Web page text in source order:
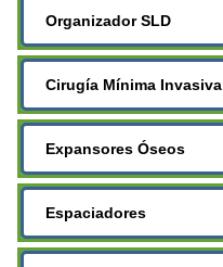
Organizador SLD
Cirugía Mínima Invasiva
Expansores Óseos
Espaciadores